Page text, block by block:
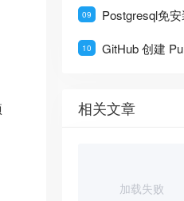
09 Postgresql免
10
相关文章
加载失败